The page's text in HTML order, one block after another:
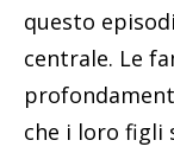
questo
centrale. Le
che i loro figli